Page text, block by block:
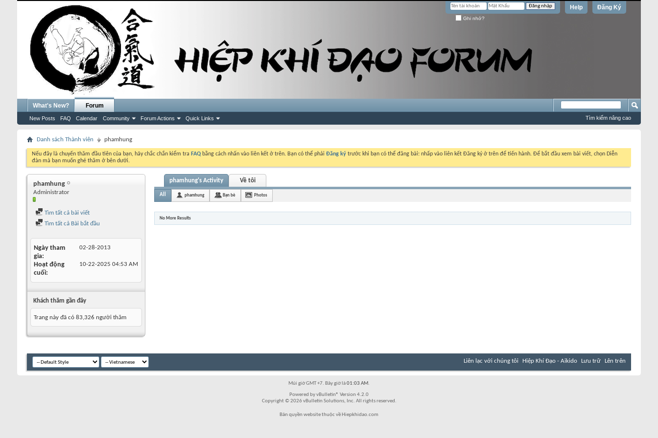
Đăng Ký
Help
Ghi nhớ?
What's New? Forum
New Posts FAQ Calendar Community Forum Actions Quick Links Tìm kiếm nâng cao
Danh sách Thành viên phamhung
Nếu đây là chuyến thăm đầu tiên của bạn, hãy chắc chắn kiểm tra FAQ bằng cách nhấn vào liên kết ở trên. Bạn có thể phải Đăng ký trước khi bạn có thể đăng bài: nhấp vào liên kết Đăng ký ở trên để tiến hành. Để bắt đầu xem bài viết, chọn Diễn
đàn mà bạn muốn ghé thăm ở bên dưới.
phamhung
Administrator
Tìm tất cả bài viết
Tìm tất cả Bài bắt đầu
Ngày tham
gia
02-28-2013
Hoạt động
cuối
10-22-2025 04:53 AM
Khách thăm gần đây
Trang này đã có 83,326 người thăm
phamhung's Activity Về tôi
All phamhung Bạn bè Photos
No More Results
Liên lạc với chúng tôi Hiệp Khí Đạo - Aikido Lưu trữ Lên trên
Múi giờ GMT +7. Bây giờ là01:03 AM.
Powered by vBulletin® Version 4.2.0
Copyright © 2026 vBulletin Solutions, Inc. All rights reserved.
Bản quyền website thuộc về Hiepkhidao.com